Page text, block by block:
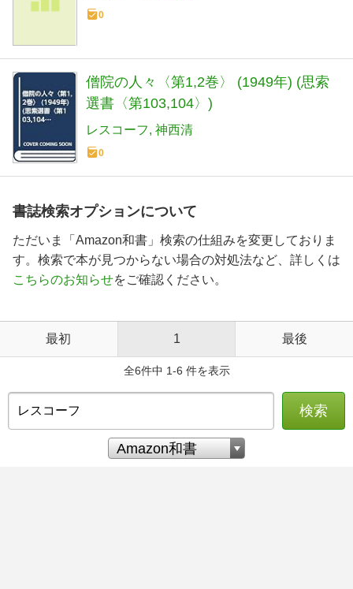
0
僧院の人々〈第1,2巻〉 (1949年) (思索
選書〈第103,104〉)
レスコーフ 神西清
0
書誌検索オプションについて
ただいま「Amazon和書」検索の仕組みを変更しておりま
す。検索で本が見つからない場合の対処法など、詳しくは
こちらのお知らせをご確認ください。
最初 1 最後
全6件中 1-6 件を表示
検索